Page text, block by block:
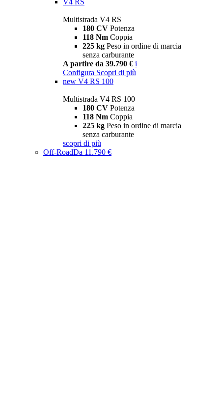
V4 RS
Multistrada V4 RS
180 CV Potenza
118 Nm Coppia
225 kg Peso in ordine di marcia
senza carburante
A partire da 39.790 € i
Configura Scopri di più
new V4 RS 100
Multistrada V4 RS 100
180 CV Potenza
118 Nm Coppia
225 kg Peso in ordine di marcia
senza carburante
scopri di più
Off-RoadDa 11.790 €